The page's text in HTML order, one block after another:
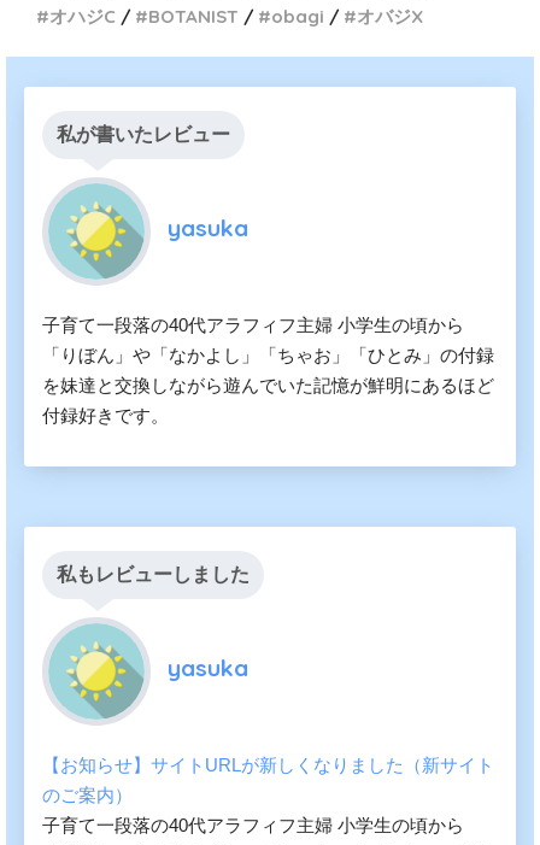
オハジC
BOTANIST obagi オバジX
私が書いたレビュー
yasuka
子育て一段落の40代アラフィフ主婦 小学生の頃から
「りぼん」や「なかよし」「ちゃお」「ひとみ」の付録
を妹達と交換しながら遊んでいた記憶が鮮明にあるほど
付録好きです。
私もレビューしました
yasuka
【お知らせ】サイトURLが新しくなりました（新サイト
のご案内）
子育て一段落の40代アラフィフ主婦 小学生の頃から